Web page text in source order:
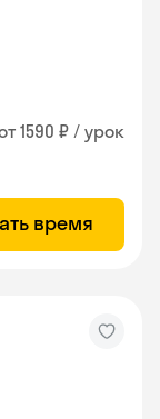
1590 ₽ / урок
время